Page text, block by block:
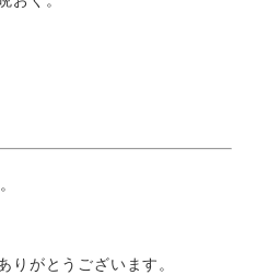
がとうございます。